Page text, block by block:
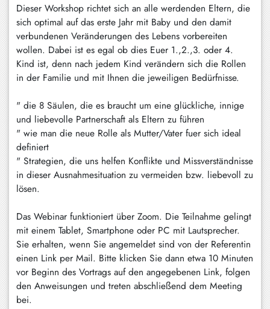
Dieser Workshop richtet sich an alle werdenden Eltern, die
sich optimal auf das erste Jahr mit Baby und den damit
verbundenen Veränderungen des Lebens vorbereiten
wollen. Dabei ist es egal ob dies Euer 1.,2.,3. oder 4.
Kind ist, denn nach jedem Kind verändern sich die Rollen
in der Familie und mit Ihnen die jeweiligen Bedürfnisse.
" die 8 Säulen, die es braucht um eine glückliche, innige
und liebevolle Partnerschaft als Eltern zu führen
" wie man die neue Rolle als Mutter/Vater fuer sich ideal
definiert
" Strategien, die uns helfen Konflikte und Missverständnisse
in dieser Ausnahmesituation zu vermeiden bzw. liebevoll zu
lösen.
Das Webinar funktioniert über Zoom. Die Teilnahme gelingt
mit einem Tablet, Smartphone oder PC mit Lautsprecher.
Sie erhalten, wenn Sie angemeldet sind von der Referentin
einen Link per Mail. Bitte klicken Sie dann etwa 10 Minuten
vor Beginn des Vortrags auf den angegebenen Link, folgen
den Anweisungen und treten abschließend dem Meeting
bei.
Tegernsee
Warngau
/
Wall